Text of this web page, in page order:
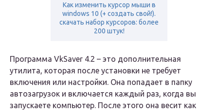
Как изменить курсор мыши в
windows 10 (+ создать свой!).
скачать набор курсоров: более
200 штук!
Программа VkSaver 4.2 – это дополнительная
утилита, которая после установки не требует
включения или настройки. Она попадает в папку
автозагрузок и включается каждый раз, когда вы
запускаете компьютер. После этого она весит как